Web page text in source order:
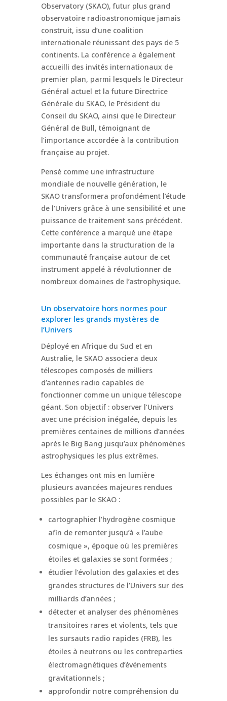
Observatory (SKAO), futur plus grand
observatoire radioastronomique jamais
construit, issu d’une coalition
internationale réunissant des pays de 5
continents. La conférence a également
accueilli des invités internationaux de
premier plan, parmi lesquels le Directeur
Général actuel et la future Directrice
Générale du SKAO, le Président du
Conseil du SKAO, ainsi que le Directeur
Général de Bull, témoignant de
l’importance accordée à la contribution
française au projet.
Pensé comme une infrastructure
mondiale de nouvelle génération, le
SKAO transformera profondément l’étude
de l’Univers grâce à une sensibilité et une
puissance de traitement sans précédent.
Cette conférence a marqué une étape
importante dans la structuration de la
communauté française autour de cet
instrument appelé à révolutionner de
nombreux domaines de l’astrophysique.
Un observatoire hors normes pour
explorer les grands mystères de
l’Univers
Déployé en Afrique du Sud et en
Australie, le SKAO associera deux
télescopes composés de milliers
d’antennes radio capables de
fonctionner comme un unique télescope
géant. Son objectif : observer l’Univers
avec une précision inégalée, depuis les
premières centaines de millions d’années
après le Big Bang jusqu’aux phénomènes
astrophysiques les plus extrêmes.
Les échanges ont mis en lumière
plusieurs avancées majeures rendues
possibles par le SKAO :
cartographier l’hydrogène cosmique
afin de remonter jusqu’à « l’aube
cosmique », époque où les premières
étoiles et galaxies se sont formées ;
étudier l’évolution des galaxies et des
grandes structures de l’Univers sur des
milliards d’années ;
détecter et analyser des phénomènes
transitoires rares et violents, tels que
les sursauts radio rapides (FRB), les
étoiles à neutrons ou les contreparties
électromagnétiques d’événements
gravitationnels ;
approfondir notre compréhension du